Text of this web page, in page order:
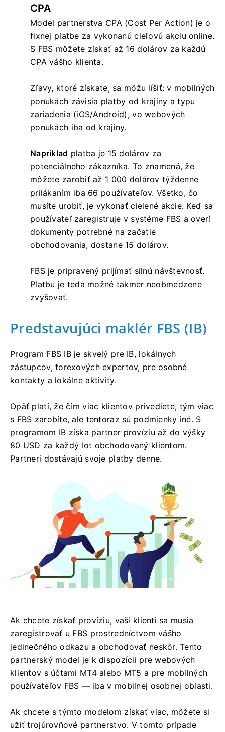
CPA
Model partnerstva CPA (Cost Per Action) je o
fixnej ​​platbe za vykonanú cieľovú akciu online.
S FBS môžete získať až 16 dolárov za každú
CPA vášho klienta.
Zľavy, ktoré získate, sa môžu líšiť: v mobilných
ponukách závisia platby od krajiny a typu
zariadenia (iOS/Android), vo webových
ponukách iba od krajiny.
Napríklad platba je 15 dolárov za
potenciálneho zákazníka. To znamená, že
môžete zarobiť až 1 000 dolárov týždenne
prilákaním iba 66 používateľov. Všetko, čo
musíte urobiť, je vykonať cielené akcie. Keď sa
používateľ zaregistruje v systéme FBS a overí
dokumenty potrebné na začatie
obchodovania, dostane 15 dolárov.
FBS je pripravený prijímať silnú návštevnosť.
Platbu je teda možné takmer neobmedzene
zvyšovať.
Predstavujúci maklér FBS (IB)
Program FBS IB je skvelý pre IB, lokálnych
zástupcov, forexových expertov, pre osobné
kontakty a lokálne aktivity.
Opäť platí, že čím viac klientov privediete, tým viac
s FBS zarobíte, ale tentoraz sú podmienky iné. S
programom IB získa partner províziu až do výšky
80 USD za každý lot obchodovaný klientom.
Partneri dostávajú svoje platby denne.
Ak chcete získať províziu, vaši klienti sa musia
zaregistrovať u FBS prostredníctvom vášho
jedinečného odkazu a obchodovať neskôr. Tento
partnerský model je k dispozícii pre webových
klientov s účtami MT4 alebo MT5 a pre mobilných
používateľov FBS — iba v mobilnej osobnej oblasti.
Ak chcete s týmto modelom získať viac, môžete si
užiť trojúrovňové partnerstvo. V tomto prípade